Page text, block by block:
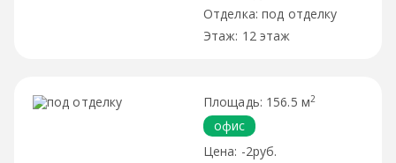
под отделку
12 этаж
156.5 м2
офис
-2руб.